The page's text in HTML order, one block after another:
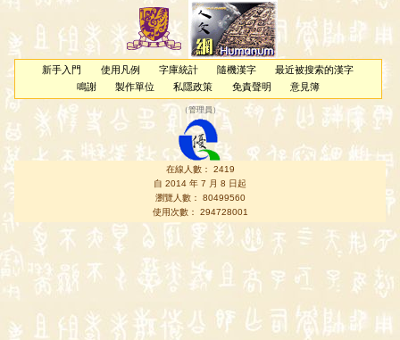
新手入門 使用凡例 字庫統計 隨機漢字
最近被搜索的漢字
鳴謝
製作單位 私隱政策 免責聲明 意見簿
（管理員 ）
在線人數： 2419
自 2014 年 7 月 8 日起
瀏覽人數： 80499560
使用次數： 294728001